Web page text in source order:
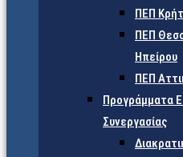
ΠΕΠ
ΠΕΠ
Ηπείρου
ΠΕΠ
Προγράμματα
Συνεργασίας